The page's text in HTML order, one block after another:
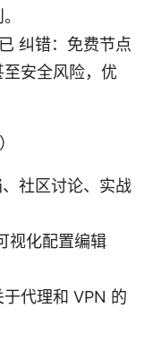
纠错：免费节点
安全风险，优
社区讨论、实战
视化配置编辑
代理和 VPN 的